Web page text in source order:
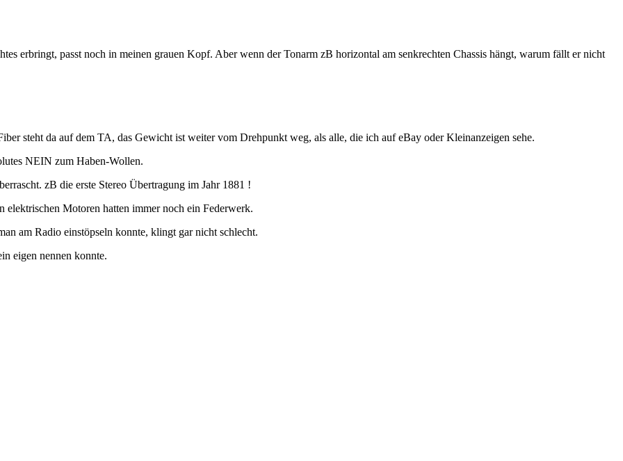
erbringt, passt noch in meinen grauen Kopf. Aber wenn der Tonarm zB horizontal am senkrechten Chassis hängt, warum fällt er nicht
steht da auf dem TA, das Gewicht ist weiter vom Drehpunkt weg, als alle, die ich auf eBay oder Kleinanzeigen sehe.
NEIN zum Haben-Wollen.
zB die erste Stereo Übertragung im Jahr 1881 !
Motoren hatten immer noch ein Federwerk.
am Radio einstöpseln konnte, klingt gar nicht schlecht.
eigen nennen konnte.